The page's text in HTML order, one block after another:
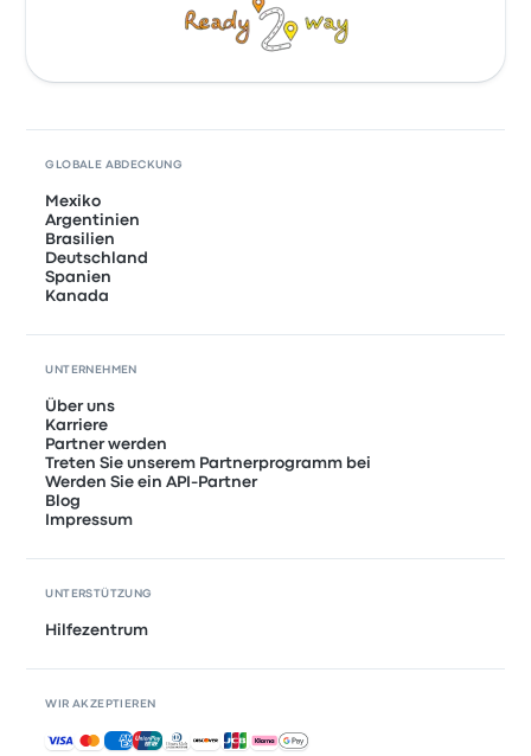
GLOBALE ABDECKUNG
Mexiko
Argentinien
Brasilien
Deutschland
Spanien
Kanada
UNTERNEHMEN
Über uns
Karriere
Partner werden
Treten Sie unserem Partnerprogramm bei
Werden Sie ein API-Partner
Blog
Impressum
UNTERSTÜTZUNG
Hilfezentrum
WIR AKZEPTIEREN
Akzeptierte Zahlungsmethoden